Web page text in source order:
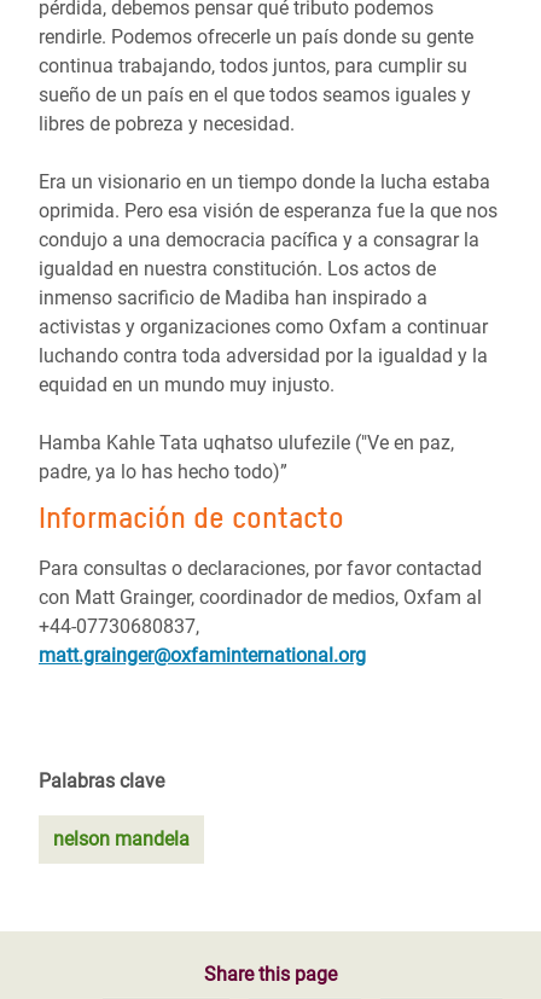
pérdida, debemos pensar qué tributo podemos
rendirle. Podemos ofrecerle un país donde su gente
continua trabajando, todos juntos, para cumplir su
sueño de un país en el que todos seamos iguales y
libres de pobreza y necesidad.
Era un visionario en un tiempo donde la lucha estaba
oprimida. Pero esa visión de esperanza fue la que nos
condujo a una democracia pacífica y a consagrar la
igualdad en nuestra constitución. Los actos de
inmenso sacrificio de Madiba han inspirado a
activistas y organizaciones como Oxfam a continuar
luchando contra toda adversidad por la igualdad y la
equidad en un mundo muy injusto.
Hamba Kahle Tata uqhatso ulufezile ("Ve en paz,
padre, ya lo has hecho todo)”
Información de contacto
Para consultas o declaraciones, por favor contactad
con Matt Grainger, coordinador de medios, Oxfam al
+44-07730680837,
matt.grainger@oxfaminternational.org
Palabras clave
nelson mandela
Share this page